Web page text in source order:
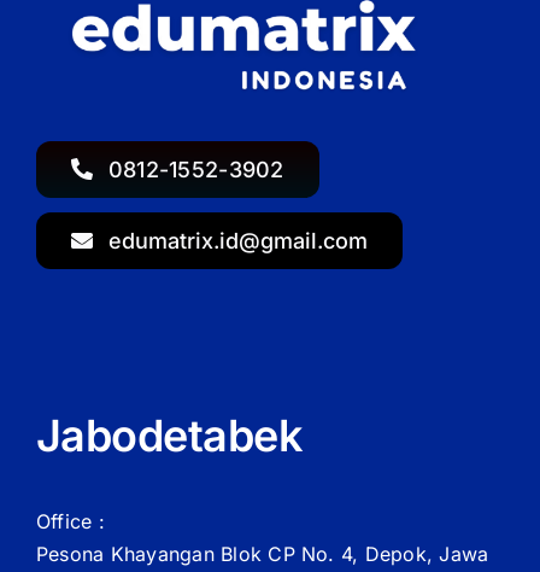
0812-1552-3902
edumatrix.id@gmail.com
Jabodetabek
Office :
Pesona Khayangan Blok CP No. 4, Depok, Jawa